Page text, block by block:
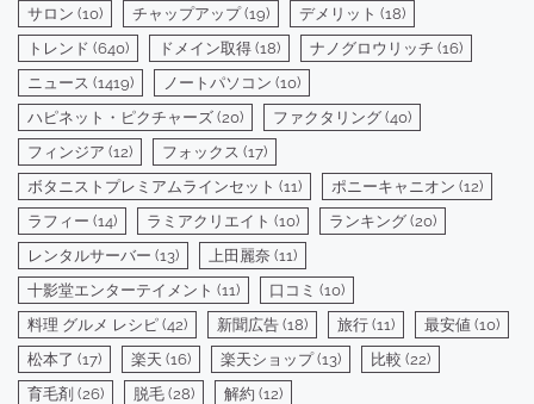
サロン (10) チャップアップ(19) デメリット (18)
トレンド (640) ドメイン取得 (18) ナノグロウリッチ (16)
ニュース (1419) ノートパソコン (10)
ハピネット・ピクチャーズ (20) ファクタリング (40)
フィンジア (12) フォックス (17)
ボタニストプレミアムラインセット (11) ポニーキャニオン (12)
ラフィー (14) ラミアクリエイト (10) ランキング (20)
レンタルサーバー (13) 上田麗奈 (11)
十影堂エンターテイメント (11) 口コミ (10)
料理 グルメ レシピ (42) 新聞広告 (18) 旅行 (11) 最安値 (10)
松本了 (17) 楽天 (16) 楽天ショップ(13) 比較 (22)
育毛剤 (26) 脱毛 (28) 解約 (12)